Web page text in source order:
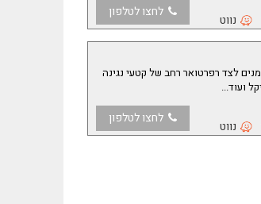
נווט
לחצו לטלפון
לצד רפרטואר רחב של קטעי נגינה
ועוד...
נווט
לחצו לטלפון